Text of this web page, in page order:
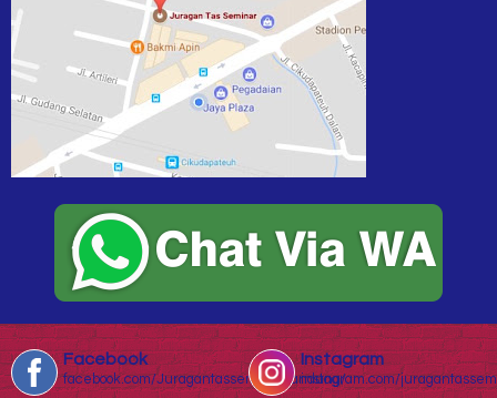
Facebook
facebook.com/Juragantasseminarbandung/
Instagram
instagram.com/